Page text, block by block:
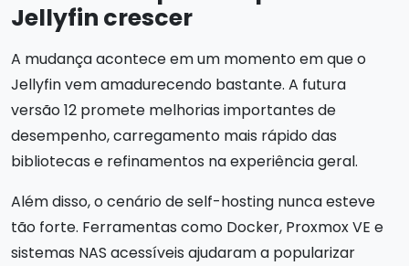
Jellyfin crescer
A mudança acontece em um momento em que o
Jellyfin vem amadurecendo bastante. A futura
versão 12 promete melhorias importantes de
desempenho, carregamento mais rápido das
bibliotecas e refinamentos na experiência geral.
Além disso, o cenário de self-hosting nunca esteve
tão forte. Ferramentas como Docker, Proxmox VE e
sistemas NAS acessíveis ajudaram a popularizar